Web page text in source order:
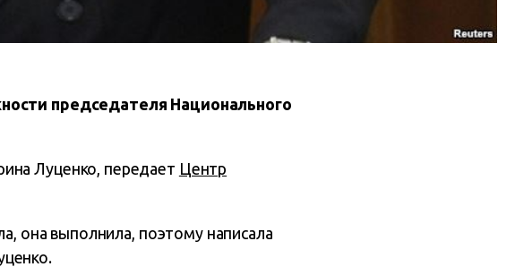
председателя Национального
Луценко, передает Центр
она выполнила, поэтому написала